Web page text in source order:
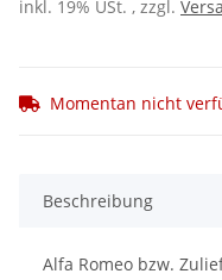
inkl. 19% USt. , zzgl.
Momentan nicht
Beschreibung
Alfa Romeo bzw.